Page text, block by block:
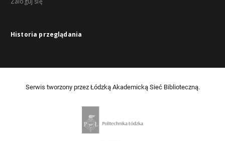
Historia przeglądania
Serwis tworzony przez Łódzką Akademicką Sieć Biblioteczną.